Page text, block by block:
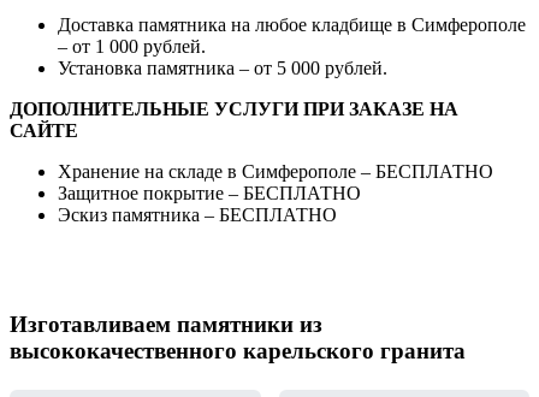
Доставка памятника на любое кладбище в Симферополе
– от 1 000 рублей.
Установка памятника – от 5 000 рублей.
ДОПОЛНИТЕЛЬНЫЕ УСЛУГИ ПРИ ЗАКАЗЕ НА
САЙТЕ
Хранение на складе в Симферополе – БЕСПЛАТНО
Защитное покрытие – БЕСПЛАТНО
Эскиз памятника – БЕСПЛАТНО
Изготавливаем памятники из
высококачественного карельского гранита